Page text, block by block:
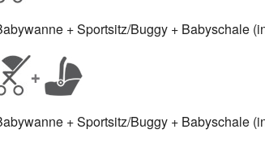
+ Sportsitz/Buggy + Babyschale
+ Sportsitz/Buggy + Babyschale